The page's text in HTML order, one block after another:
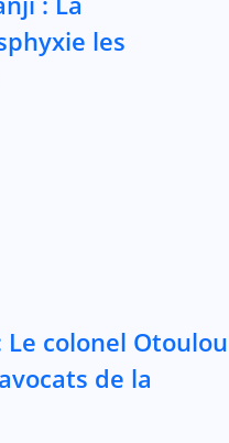
les
colonel Otoulou
de la